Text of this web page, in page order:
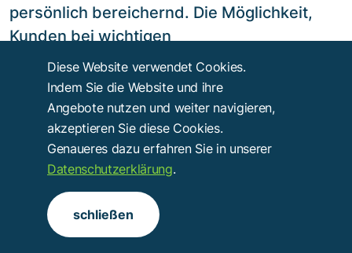
persönlich bereichernd. Die Möglichkeit,
Kunden bei wichtigen
Lebensentscheidungen zu unterstützen und
zur Entwicklung von Wohn- und
Gewerbeimmobilien beizutragen, kann sehr
erfüllend sein. Ob als Immobilienmakler,
Projektentwickler oder Facility Manager –
jede Rolle bietet einzigartige
Herausforderungen und Chancen zur
beruflichen und persönlichen
Diese Website verwendet Cookies.
Indem Sie die Website und ihre
Angebote nutzen und weiter navigieren,
akzeptieren Sie diese Cookies.
Genaueres dazu erfahren Sie in unserer
Datenschutzerklärung.
schließen